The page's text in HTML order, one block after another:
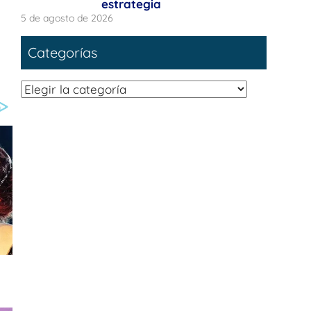
estrategia
5 de agosto de 2026
Categorías
Categorías